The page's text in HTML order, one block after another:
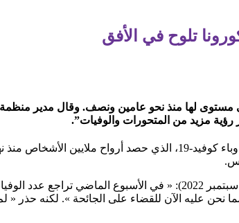
تلوح في الأفق
مستوى لها منذ نحو عامين ونصف. وقال مدير منظمة
بموقع أفضل مما نحن عليه الآن للقضاء على الجائحة ».